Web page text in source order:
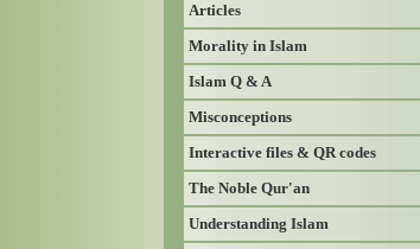
Articles
Morality in Islam
Islam Q & A
Misconceptions
Interactive files & QR codes
The Noble Qur'an
Understanding Islam